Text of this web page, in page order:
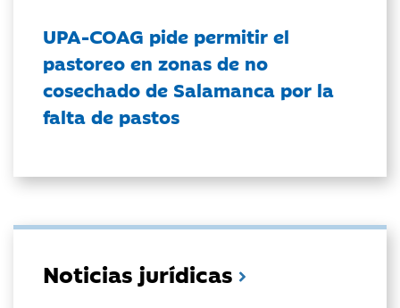
UPA-COAG pide permitir el
pastoreo en zonas de no
cosechado de Salamanca por la
falta de pastos
Noticias jurídicas